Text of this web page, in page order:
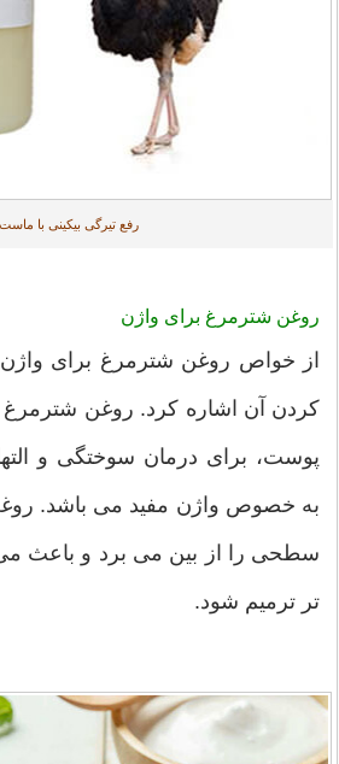
رفع تیرگی بیکینی با ماست
روغن شترمرغ برای واژن
از خواص روغن شترمرغ برای
کردن آن اشاره کرد. روغن شترمرغ
پوست، برای درمان سوختگی و
به خصوص واژن مفید می باشد.
سطحی را از بین می برد و باعث
تر ترمیم شود.